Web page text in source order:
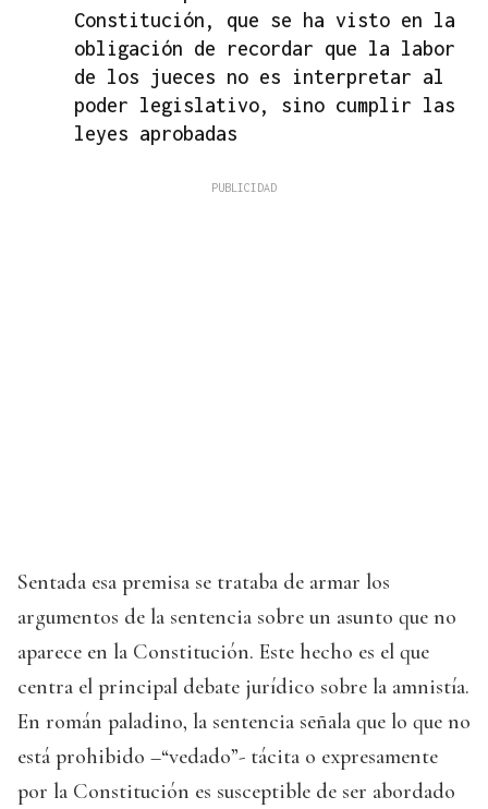
Constitución, que se ha visto en la
obligación de recordar que la labor
de los jueces no es interpretar al
poder legislativo, sino cumplir las
leyes aprobadas
Sentada esa premisa se trataba de armar los
argumentos de la sentencia sobre un asunto que no
aparece en la Constitución. Este hecho es el que
centra el principal debate jurídico sobre la amnistía.
En román paladino, la sentencia señala que lo que no
está prohibido –“vedado”- tácita o expresamente
por la Constitución es susceptible de ser abordado